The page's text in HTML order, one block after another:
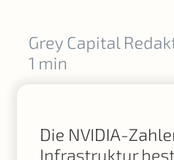
Grey Capital
1 min
Die NVIDIA-
Infrastruktur